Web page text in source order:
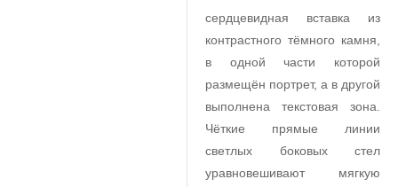
сердцевидная вставка из
контрастного тёмного камня,
в одной части которой
размещён портрет, а в другой
выполнена текстовая зона.
Чёткие прямые линии
светлых боковых стел
уравновешивают мягкую